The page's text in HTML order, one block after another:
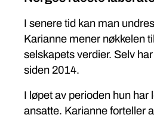
I senere tid kan man
Karianne mener nøkkelen
selskapets verdier. Selv
siden 2014.
I løpet av perioden hun har
ansatte. Karianne forteller